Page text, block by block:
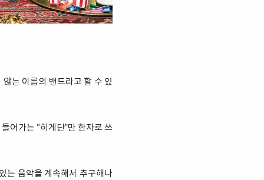
는 이름의 밴드라고 할 수 있
어가는 “히게단”만 한자로 쓰
는 음악을 계속해서 추구해나